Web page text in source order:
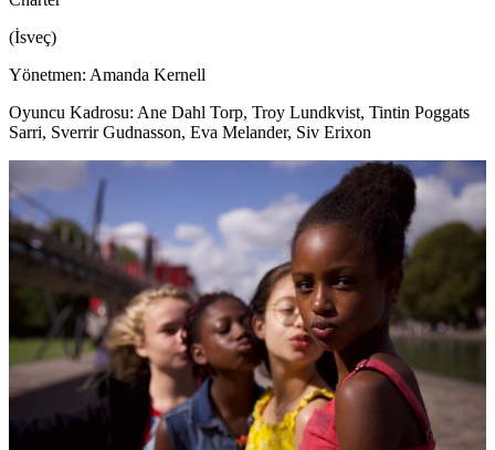
(İsveç)
Yönetmen: Amanda Kernell
Oyuncu Kadrosu: Ane Dahl Torp, Troy Lundkvist, Tintin Poggats
Sarri, Sverrir Gudnasson, Eva Melander, Siv Erixon